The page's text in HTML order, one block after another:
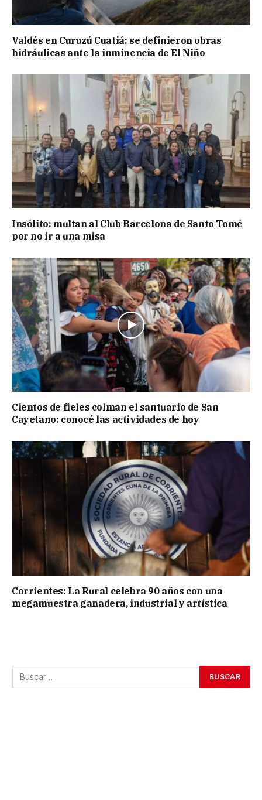
Valdés en Curuzú Cuatiá: se definieron obras
hidráulicas ante la inminencia de El Niño
Insólito: multan al Club Barcelona de Santo Tomé
por no ir a una misa
Cientos de fieles colman el santuario de San
Cayetano: conocé las actividades de hoy
Corrientes: La Rural celebra 90 años con una
megamuestra ganadera, industrial y artística